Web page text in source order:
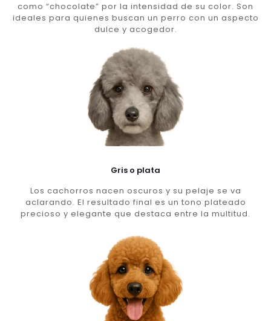
como “chocolate” por la intensidad de su color. Son
ideales para quienes buscan un perro con un aspecto
dulce y acogedor.
Gris o plata
Los cachorros nacen oscuros y su pelaje se va
aclarando. El resultado final es un tono plateado
precioso y elegante que destaca entre la multitud.